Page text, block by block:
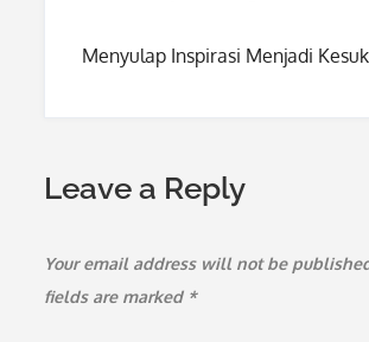
Menyulap Inspirasi Menjadi
Leave a Reply
Your email address will not be
fields are marked *